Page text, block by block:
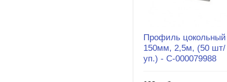
Профиль цокольный
150мм, 2,5м, (50 шт/
уп.) - С-000079988